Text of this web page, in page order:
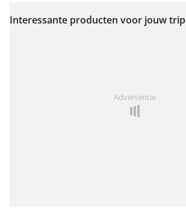
Bekijk op kaart
Interessante producten voor jouw trip
Advertentie